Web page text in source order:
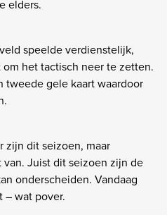
elders.
speelde verdienstelijk,
het tactisch neer te zetten.
tweede gele kaart waardoor
zijn dit seizoen, maar
Juist dit seizoen zijn de
onderscheiden. Vandaag
– wat pover.